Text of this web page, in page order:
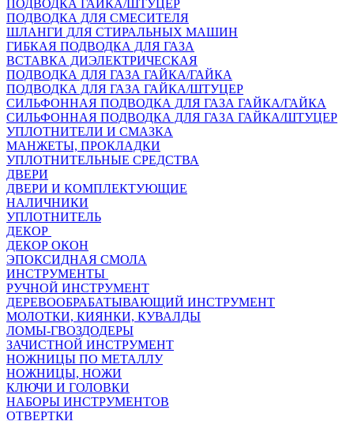
ПОДВОДКА ГАЙКА/ШТУЦЕР
ПОДВОДКА ДЛЯ СМЕСИТЕЛЯ
ШЛАНГИ ДЛЯ СТИРАЛЬНЫХ МАШИН
ГИБКАЯ ПОДВОДКА ДЛЯ ГАЗА
ВСТАВКА ДИЭЛЕКТРИЧЕСКАЯ
ПОДВОДКА ДЛЯ ГАЗА ГАЙКА/ГАЙКА
ПОДВОДКА ДЛЯ ГАЗА ГАЙКА/ШТУЦЕР
СИЛЬФОННАЯ ПОДВОДКА ДЛЯ ГАЗА ГАЙКА/ГАЙКА
СИЛЬФОННАЯ ПОДВОДКА ДЛЯ ГАЗА ГАЙКА/ШТУЦЕР
УПЛОТНИТЕЛИ И СМАЗКА
МАНЖЕТЫ, ПРОКЛАДКИ
УПЛОТНИТЕЛЬНЫЕ СРЕДСТВА
ДВЕРИ
ДВЕРИ И КОМПЛЕКТУЮЩИЕ
НАЛИЧНИКИ
УПЛОТНИТЕЛЬ
ДЕКОР
ДЕКОР ОКОН
ЭПОКСИДНАЯ СМОЛА
ИНСТРУМЕНТЫ
РУЧНОЙ ИНСТРУМЕНТ
ДЕРЕВООБРАБАТЫВАЮЩИЙ ИНСТРУМЕНТ
МОЛОТКИ, КИЯНКИ, КУВАЛДЫ
ЛОМЫ-ГВОЗДОДЕРЫ
ЗАЧИСТНОЙ ИНСТРУМЕНТ
НОЖНИЦЫ ПО МЕТАЛЛУ
НОЖНИЦЫ, НОЖИ
КЛЮЧИ И ГОЛОВКИ
НАБОРЫ ИНСТРУМЕНТОВ
ОТВЕРТКИ